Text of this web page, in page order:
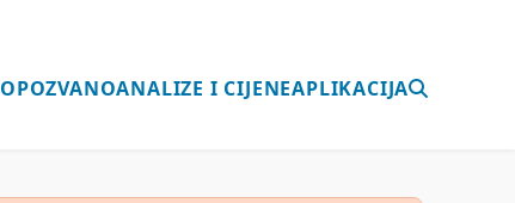
OPOZVANOANALIZE I CIJENEAPLIKACIJA